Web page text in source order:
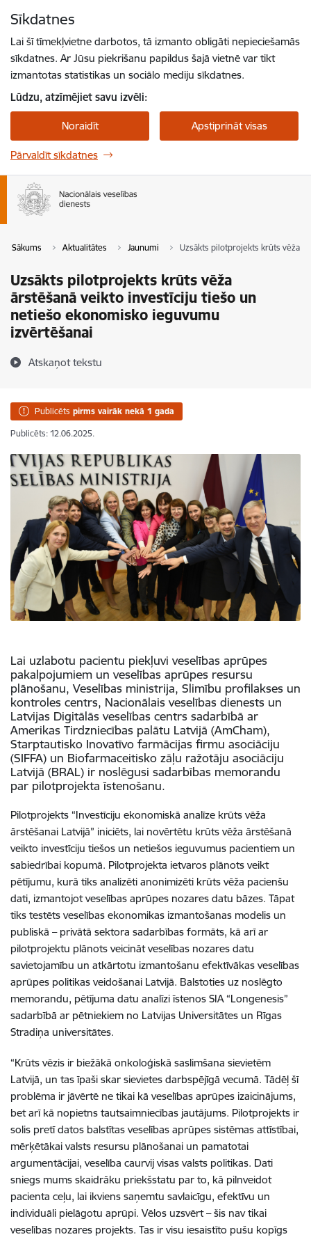
Sīkdatnes
Lai šī tīmekļvietne darbotos, tā izmanto obligāti nepieciešamās
sīkdatnes. Ar Jūsu piekrišanu papildus šajā vietnē var tikt
izmantotas statistikas un sociālo mediju sīkdatnes.
Lūdzu, atzīmējiet savu izvēli:
Noraidīt Apstiprināt visas
Pārvaldīt sīkdatnes
Sākums Aktualitātes Jaunumi Uzsākts pilotprojekts krūts vēža
Uzsākts pilotprojekts krūts vēža
ārstēšanā veikto investīciju tiešo un
netiešo ekonomisko ieguvumu
izvērtēšanai
Atskaņot tekstu
Publicēts pirms vairāk nekā 1 gada
Publicēts: 12.06.2025.
Lai uzlabotu pacientu piekļuvi veselības aprūpes
pakalpojumiem un veselības aprūpes resursu
plānošanu, Veselības ministrija, Slimību profilakses un
kontroles centrs, Nacionālais veselības dienests un
Latvijas Digitālās veselības centrs sadarbībā ar
Amerikas Tirdzniecības palātu Latvijā (AmCham),
Starptautisko Inovatīvo farmācijas firmu asociāciju
(SIFFA) un Biofarmaceitisko zāļu ražotāju asociāciju
Latvijā (BRAL) ir noslēgusi sadarbības memorandu
par pilotprojekta īstenošanu.
Pilotprojekts “Investīciju ekonomiskā analīze krūts vēža
ārstēšanai Latvijā” iniciēts, lai novērtētu krūts vēža ārstēšanā
veikto investīciju tiešos un netiešos ieguvumus pacientiem un
sabiedrībai kopumā. Pilotprojekta ietvaros plānots veikt
pētījumu, kurā tiks analizēti anonimizēti krūts vēža pacienšu
dati, izmantojot veselības aprūpes nozares datu bāzes. Tāpat
tiks testēts veselības ekonomikas izmantošanas modelis un
publiskā – privātā sektora sadarbības formāts, kā arī ar
pilotprojektu plānots veicināt veselības nozares datu
savietojamību un atkārtotu izmantošanu efektīvākas veselības
aprūpes politikas veidošanai Latvijā. Balstoties uz noslēgto
memorandu, pētījuma datu analīzi īstenos SIA “Longenesis”
sadarbībā ar pētniekiem no Latvijas Universitātes un Rīgas
Stradiņa universitātes.
“Krūts vēzis ir biežākā onkoloģiskā saslimšana sievietēm
Latvijā, un tas īpaši skar sievietes darbspējīgā vecumā. Tādēļ šī
problēma ir jāvērtē ne tikai kā veselības aprūpes izaicinājums,
bet arī kā nopietns tautsaimniecības jautājums. Pilotprojekts ir
solis pretī datos balstītas veselības aprūpes sistēmas attīstībai,
mērķētākai valsts resursu plānošanai un pamatotai
argumentācijai, veselība caurvij visas valsts politikas. Dati
sniegs mums skaidrāku priekšstatu par to, kā pilnveidot
pacienta ceļu, lai ikviens saņemtu savlaicīgu, efektīvu un
individuāli pielāgotu aprūpi. Vēlos uzsvērt – šis nav tikai
veselības nozares projekts. Tas ir visu iesaistīto pušu kopīgs